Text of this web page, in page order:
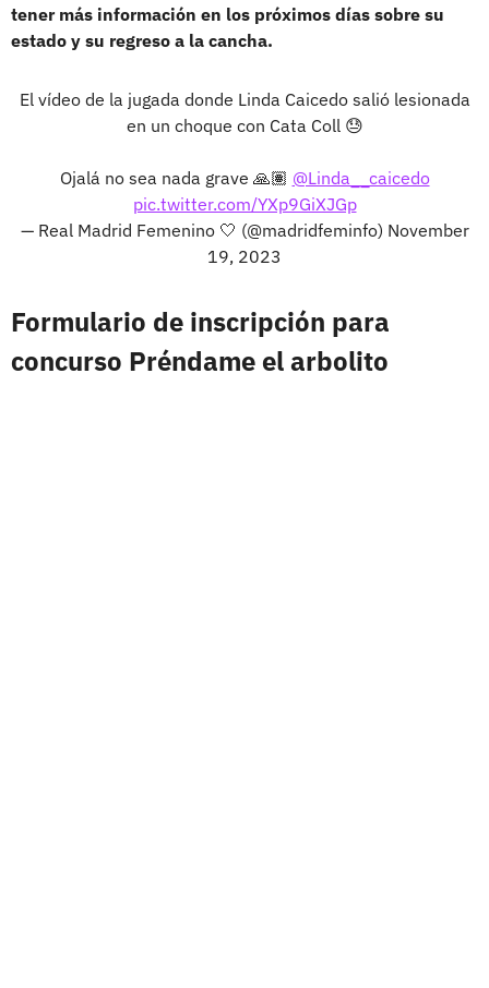
tener más información en los próximos días sobre su
estado y su regreso a la cancha.
El vídeo de la jugada donde Linda Caicedo salió lesionada
en un choque con Cata Coll 😓
Ojalá no sea nada grave 🙏🏽 @Linda__caicedo
pic.twitter.com/YXp9GiXJGp
— Real Madrid Femenino 🤍 (@madridfeminfo) November
19, 2023
Formulario de inscripción para
concurso Préndame el arbolito